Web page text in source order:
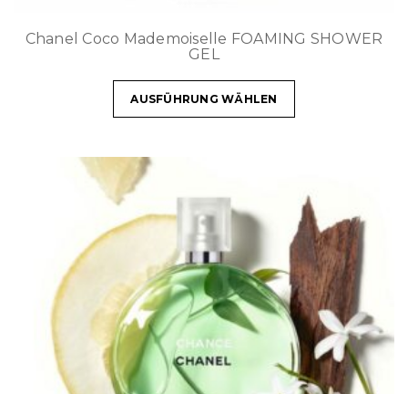
Chanel Coco Mademoiselle FOAMING SHOWER
GEL
AUSFÜHRUNG WÄHLEN